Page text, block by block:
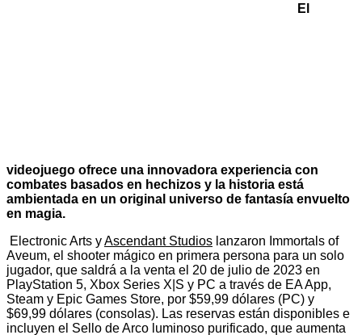
El
videojuego ofrece una innovadora experiencia con
combates basados en hechizos y la historia está
ambientada en un original universo de fantasía envuelto
en magia.
Electronic Arts yAscendant Studios lanzaron Immortals of
Aveum, el shooter mágico en primera persona para un solo
jugador, que saldrá a la venta el 20 de julio de 2023 en
PlayStation 5, Xbox Series X|S y PC a través de EA App,
Steam y Epic Games Store, por $59,99 dólares (PC) y
$69,99 dólares (consolas). Las reservas están disponibles e
incluyen el Sello de Arco luminoso purificado, que aumenta